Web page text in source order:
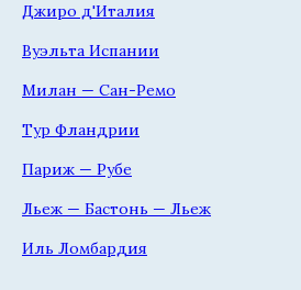
Джиро д'Италия
Вуэльта Испании
Милан — Сан-Ремо
Тур Фландрии
Париж — Рубе
Льеж — Бастонь — Льеж
Иль Ломбардия